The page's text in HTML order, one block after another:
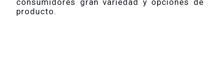
consumidores gran variedad y opciones de
producto.